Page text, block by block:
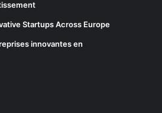
Startups Across Europe
innovantes en